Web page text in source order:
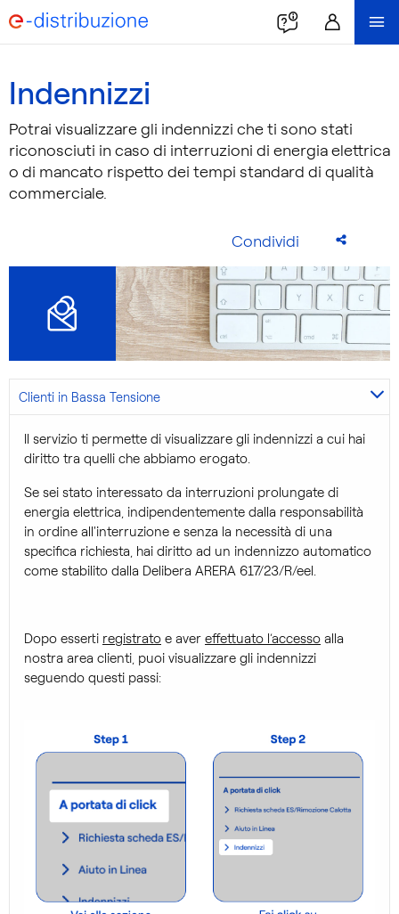
Indennizzi
Potrai visualizzare gli indennizzi che ti sono stati
riconosciuti in caso di interruzioni di energia elettrica
o di mancato rispetto dei tempi standard di qualità
commerciale.
Condividi
Clienti in Bassa Tensione
Il servizio ti permette di visualizzare gli indennizzi a cui hai
diritto tra quelli che abbiamo erogato.
Se sei stato interessato da interruzioni prolungate di
energia elettrica, indipendentemente dalla responsabilità
in ordine all'interruzione e senza la necessità di una
specifica richiesta, hai diritto ad un indennizzo automatico
come stabilito dalla Delibera ARERA 617/23/R/eel.
Dopo esserti registrato e aver effettuato l’accesso alla
nostra area clienti, puoi visualizzare gli indennizzi
seguendo questi passi:​